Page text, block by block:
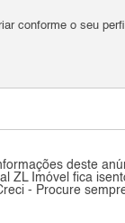
conforme o seu
deste
ZL Imóvel fica
- Procure